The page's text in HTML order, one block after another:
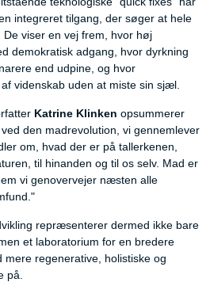
integreret tilgang, der søger at hele
viser en vej frem, hvor høj
demokratisk adgang, hvor dyrkning
end udpine, og hvor
videnskab uden at miste sin sjæl.
Katrine Klinken opsummerer
den madrevolution, vi gennemlever
om, hvad der er på tallerkenen,
til hinanden og til os selv. Mad er
vi genovervejer næsten alle
repræsenterer dermed ikke bare
et laboratorium for en bredere
mere regenerative, holistiske og
på.